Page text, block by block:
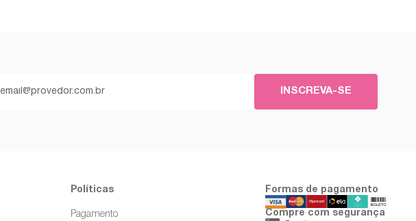
INSCREVA-SE
Políticas
Pagamento
Formas de pagamento
Compre com segurança